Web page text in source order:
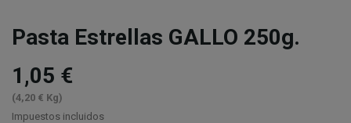
Pasta Estrellas GALLO 250g.
1,05 €
(4,20 € Kg)
Impuestos incluidos